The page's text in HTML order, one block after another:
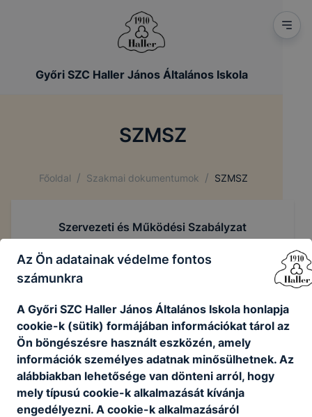
Győri SZC Haller János Általános Iskola
SZMSZ
Főoldal / Szakmai dokumentumok / SZMSZ
Szervezeti és Működési Szabályzat
Szervezeti és Működési
Szabályzatunkat ezen a linken
tudja letölteni
...
Az Ön adatainak védelme fontos
számunkra
A Győri SZC Haller János Általános Iskola honlapja
cookie-k (sütik) formájában információkat tárol az
Ön böngészésre használt eszközén, amely
információk személyes adatnak minősülhetnek. Az
alábbiakban lehetősége van dönteni arról, hogy
mely típusú cookie-k alkalmazását kívánja
engedélyezni. A cookie-k alkalmazásáról